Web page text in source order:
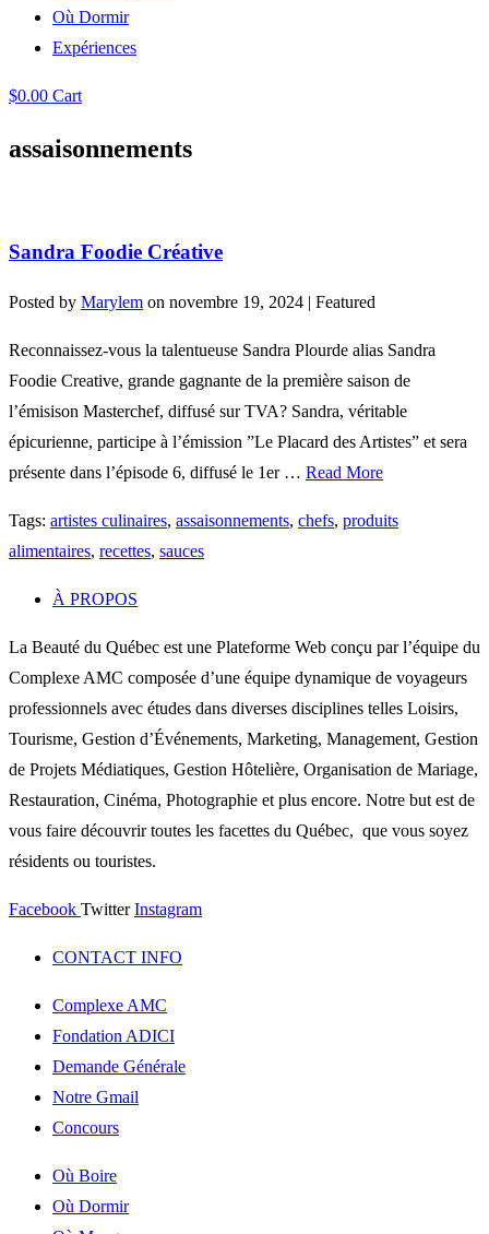
Où Dormir
Expériences
$0.00 Cart
assaisonnements
Sandra Foodie Créative
Posted by Marylem on novembre 19, 2024 | Featured
Reconnaissez-vous la talentueuse Sandra Plourde alias Sandra
Foodie Creative, grande gagnante de la première saison de
l’émisison Masterchef, diffusé sur TVA? Sandra, véritable
épicurienne, participe à l’émission ”Le Placard des Artistes” et sera
présente dans l’épisode 6, diffusé le 1er … Read More
Tags: artistes culinaires, assaisonnements, chefs, produits
alimentaires, recettes, sauces
À PROPOS
La Beauté du Québec est une Plateforme Web conçu par l’équipe du
Complexe AMC composée d’une équipe dynamique de voyageurs
professionnels avec études dans diverses disciplines telles Loisirs,
Tourisme, Gestion d’Événements, Marketing, Management, Gestion
de Projets Médiatiques, Gestion Hôtelière, Organisation de Mariage,
Restauration, Cinéma, Photographie et plus encore. Notre but est de
vous faire découvrir toutes les facettes du Québec, que vous soyez
résidents ou touristes.
Facebook Twitter Instagram
CONTACT INFO
Complexe AMC
Fondation ADICI
Demande Générale
Notre Gmail
Concours
Où Boire
Où Dormir